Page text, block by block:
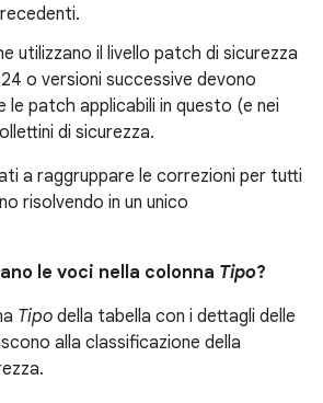
utilizzano il livello patch di sicurezza
o versioni successive devono
le patch applicabili in questo (e nei
di sicurezza.
a raggruppare le correzioni per tutti
risolvendo in un unico
le voci nella colonna Tipo?
Tipo della tabella con i dettagli delle
alla classificazione della